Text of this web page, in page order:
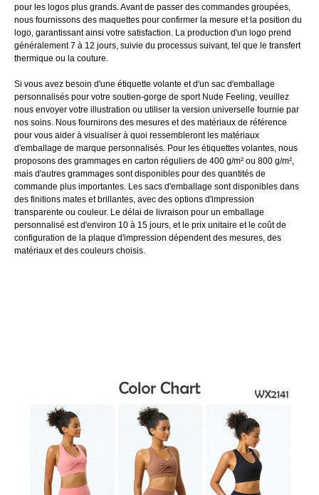
pour les logos plus grands. Avant de passer des commandes groupées,
nous fournissons des maquettes pour confirmer la mesure et la position du
logo, garantissant ainsi votre satisfaction. La production d'un logo prend
généralement 7 à 12 jours, suivie du processus suivant, tel que le transfert
thermique ou la couture.
Si vous avez besoin d'une étiquette volante et d'un sac d'emballage
personnalisés pour votre soutien-gorge de sport Nude Feeling, veuillez
nous envoyer votre illustration ou utiliser la version universelle fournie par
nos soins. Nous fournirons des mesures et des matériaux de référence
pour vous aider à visualiser à quoi ressembleront les matériaux
d'emballage de marque personnalisés. Pour les étiquettes volantes, nous
proposons des grammages en carton réguliers de 400 g/m² ou 800 g/m²,
mais d'autres grammages sont disponibles pour des quantités de
commande plus importantes. Les sacs d'emballage sont disponibles dans
des finitions mates et brillantes, avec des options d'impression
transparente ou couleur. Le délai de livraison pour un emballage
personnalisé est d'environ 10 à 15 jours, et le prix unitaire et le coût de
configuration de la plaque d'impression dépendent des mesures, des
matériaux et des couleurs choisis.